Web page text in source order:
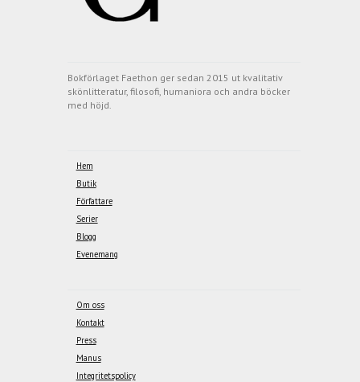
Bokförlaget Faethon ger sedan 2015 ut kvalitativ
skönlitteratur, filosofi, humaniora och andra böcker
med höjd.
Hem
Butik
Författare
Serier
Blogg
Evenemang
Om oss
Kontakt
Press
Manus
Integritetspolicy